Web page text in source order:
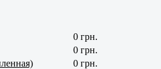
0 грн.
0 грн.
0 грн.